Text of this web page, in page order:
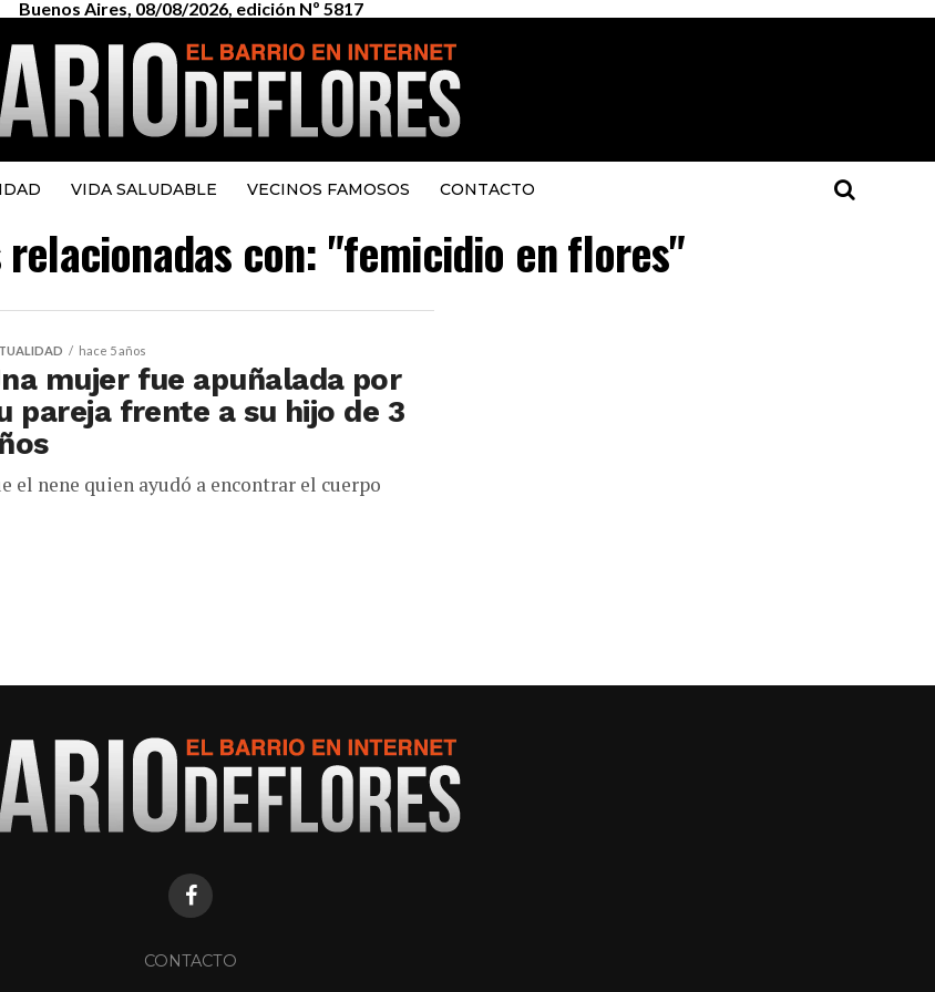
Buenos Aires, 08/08/2026, edición Nº 5817
VIDA SALUDABLE VECINOS FAMOSOS CONTACTO
relacionadas con: "femicidio en flores"
hace 5 años
mujer fue apuñalada por
pareja frente a su hijo de 3
el nene quien ayudó a encontrar el cuerpo
CONTACTO